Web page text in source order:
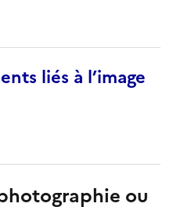
liés à l’image
ou